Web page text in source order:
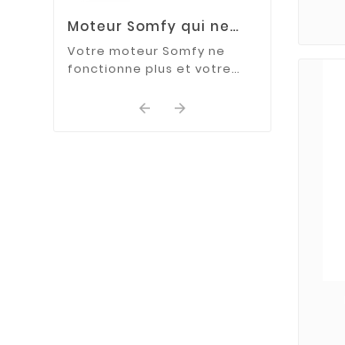
Moteur Somfy qui ne
fonctionne plus : que
faire ?
Votre moteur Somfy ne
fonctionne plus et votre
plus aux commandes ?
 